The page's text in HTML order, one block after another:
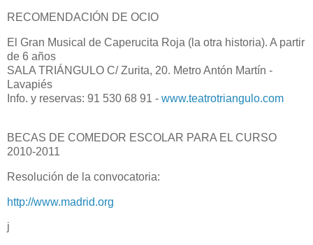
RECOMENDACIÓN DE OCIO
El Gran Musical de Caperucita Roja (la otra historia). A partir
de 6 años
SALA TRIÁNGULO C/ Zurita, 20. Metro Antón Martín -
Lavapiés
Info. y reservas: 91 530 68 91 - www.teatrotriangulo.com
BECAS DE COMEDOR ESCOLAR PARA EL CURSO
2010-2011
Resolución de la convocatoria:
http://www.madrid.org
j